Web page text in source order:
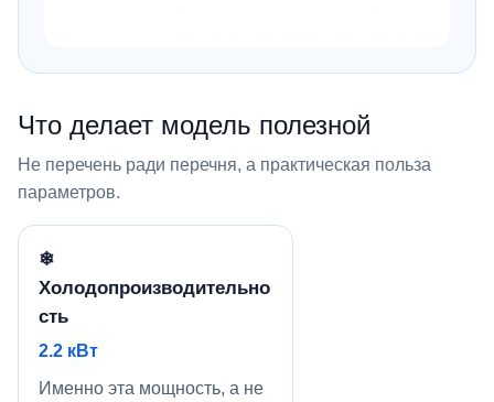
Что делает модель полезной
Не перечень ради перечня, а практическая польза
параметров.
❄
Холодопроизводительно
сть
2.2 кВт
Именно эта мощность, а не